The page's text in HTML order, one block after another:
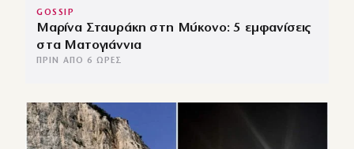
GOSSIP
Μαρίνα Σταυράκη στη Μύκονο: 5 εμφανίσεις
στα Ματογιάννια
ΠΡΙΝ ΑΠΌ 6 ΏΡΕΣ